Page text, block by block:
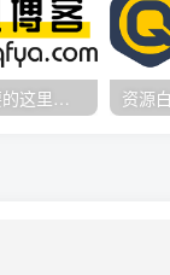
往前方资源网-你想要的这里都有